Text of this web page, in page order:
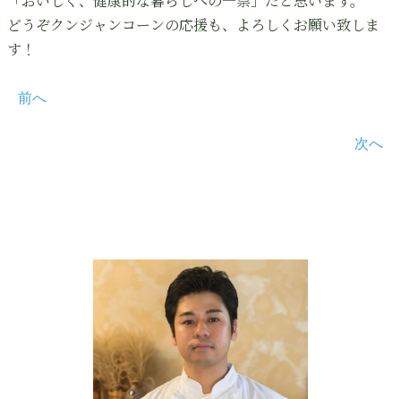
どうぞクンジャンコーンの応援も、よろしくお願い致しま
す！
前へ
次へ